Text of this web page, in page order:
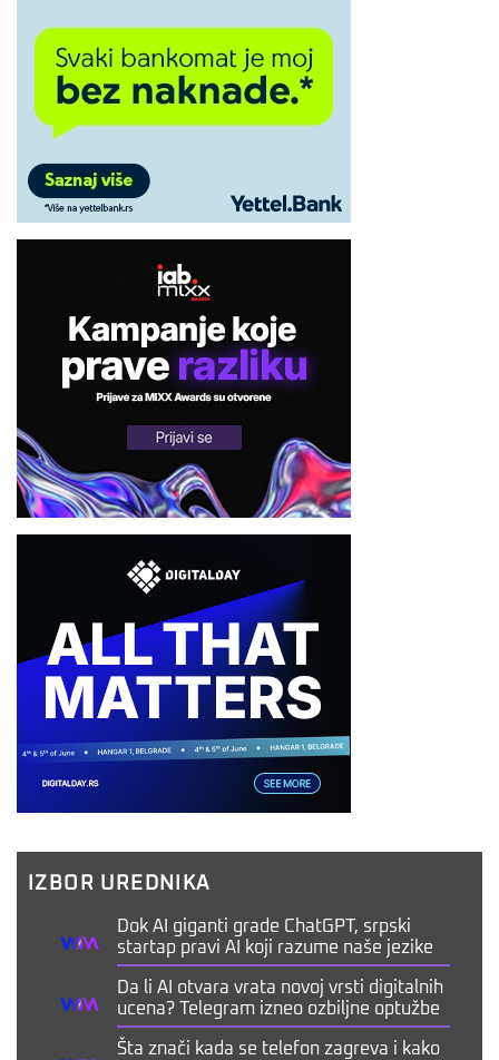
IZBOR UREDNIKA
Dok AI giganti grade ChatGPT, srpski
startap pravi AI koji razume naše jezike
Da li AI otvara vrata novoj vrsti digitalnih
ucena? Telegram izneo ozbiljne optužbe
Šta znači kada se telefon zagreva i kako